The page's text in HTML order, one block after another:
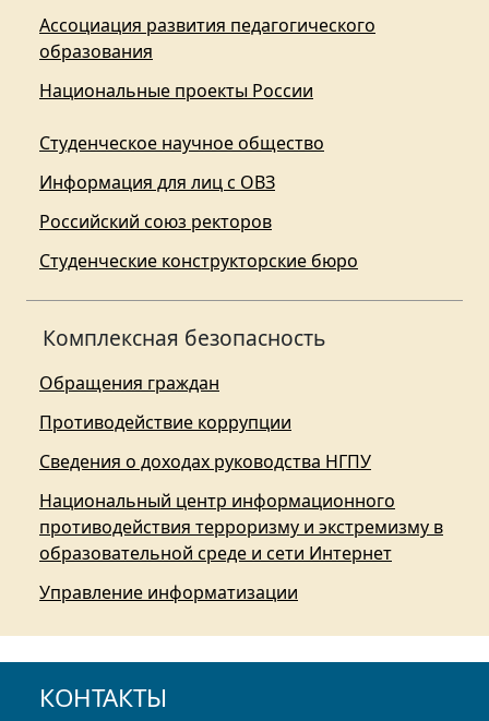
Ассоциация развития педагогического
образования
Национальные проекты России
Студенческое научное общество
Информация для лиц с ОВЗ
Российский союз ректоров
Студенческие конструкторские бюро
Комплексная безопасность
Обращения граждан
Противодействие коррупции
Сведения о доходах руководства НГПУ
Национальный центр информационного
противодействия терроризму и экстремизму в
образовательной среде и сети Интернет
Управление информатизации
КОНТАКТЫ